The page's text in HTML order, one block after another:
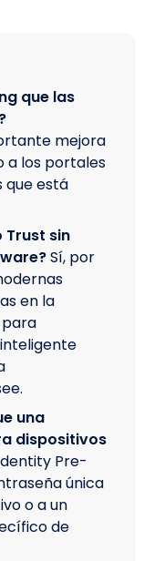
que las
mejora
a los portales
que está
Trust sin
Sí, por
en la
una
dispositivos
Pre-
única
o a un
de